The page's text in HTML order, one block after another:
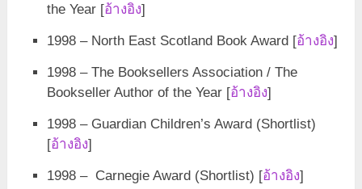
the Year [อ้างอิง]
1998 – North East Scotland Book Award [อ้างอิง]
1998 – The Booksellers Association / The
Bookseller Author of the Year [อ้างอิง]
1998 – Guardian Children’s Award (Shortlist)
[อ้างอิง]
1998 – Carnegie Award (Shortlist) [อ้างอิง]